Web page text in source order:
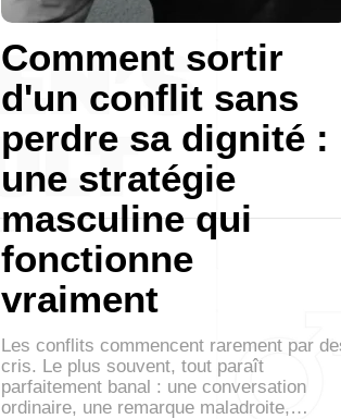
Comment sortir
d'un conflit sans
perdre sa dignité :
une stratégie
masculine qui
fonctionne
vraiment
Les conflits commencent rarement par
cris. Le plus souvent, tout paraît
parfaitement banal : une conversation
ordinaire, une remarque maladroite,…